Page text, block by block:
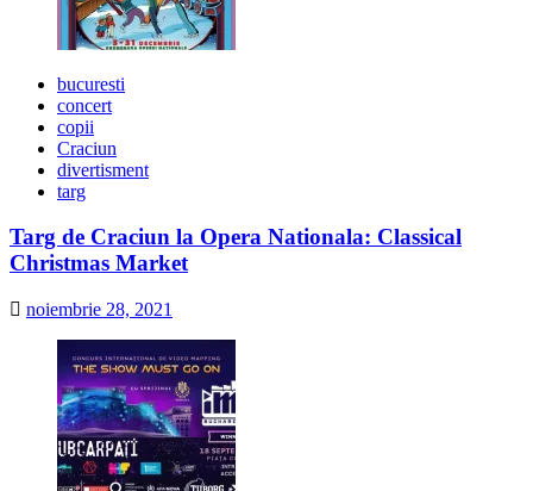
bucuresti
concert
copii
Craciun
divertisment
targ
Targ de Craciun la Opera Nationala: Classical
Christmas Market
noiembrie 28, 2021